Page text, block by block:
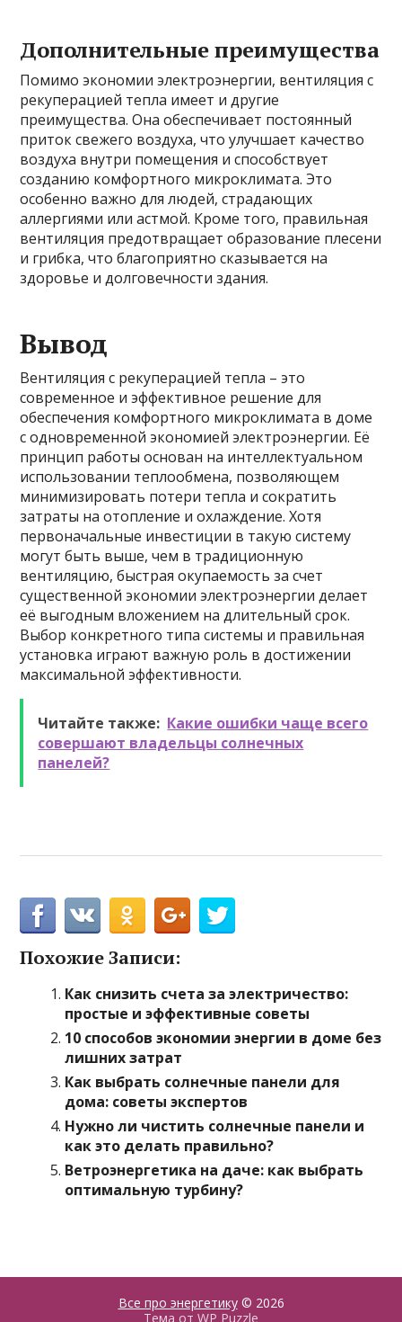
Дополнительные преимущества
Помимо экономии электроэнергии, вентиляция с
рекуперацией тепла имеет и другие
преимущества. Она обеспечивает постоянный
приток свежего воздуха, что улучшает качество
воздуха внутри помещения и способствует
созданию комфортного микроклимата. Это
особенно важно для людей, страдающих
аллергиями или астмой. Кроме того, правильная
вентиляция предотвращает образование плесени
и грибка, что благоприятно сказывается на
здоровье и долговечности здания.
Вывод
Вентиляция с рекуперацией тепла – это
современное и эффективное решение для
обеспечения комфортного микроклимата в доме
с одновременной экономией электроэнергии. Её
принцип работы основан на интеллектуальном
использовании теплообмена, позволяющем
минимизировать потери тепла и сократить
затраты на отопление и охлаждение. Хотя
первоначальные инвестиции в такую систему
могут быть выше, чем в традиционную
вентиляцию, быстрая окупаемость за счет
существенной экономии электроэнергии делает
её выгодным вложением на длительный срок.
Выбор конкретного типа системы и правильная
установка играют важную роль в достижении
максимальной эффективности.
Читайте также: Какие ошибки чаще всего
совершают владельцы солнечных
панелей?
Похожие Записи:
Как снизить счета за электричество:
простые и эффективные советы
10 способов экономии энергии в доме без
лишних затрат
Как выбрать солнечные панели для
дома: советы экспертов
Нужно ли чистить солнечные панели и
как это делать правильно?
Ветроэнергетика на даче: как выбрать
оптимальную турбину?
Все про энергетику© 2026
Тема от WP Puzzle